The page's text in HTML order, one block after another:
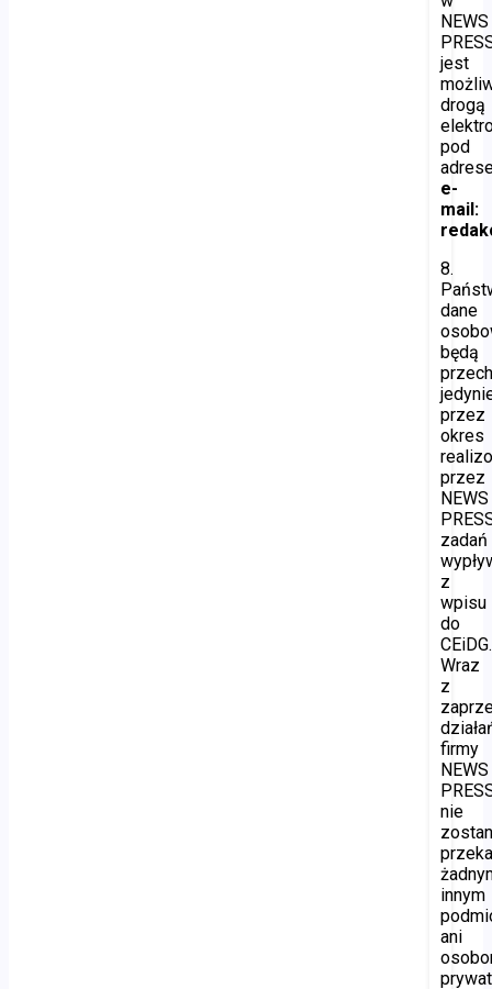
NEWS
jest
drogą
pod
e-
mail:
8.
dane
będą
przez
okres
przez
NEWS
zadań
z
wpisu
do
CEiDG.
Wraz
z
firmy
NEWS
nie
innym
ani